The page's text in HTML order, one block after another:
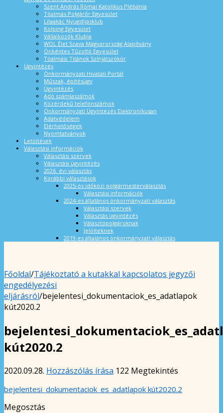
Szent András Római Katolikus Plébánia
Tóalmás Polgárőr Egyesület
Lilaakác Nyugdíjasklub
Kolping Egyesület
Vállalkozók Klubja
WOL Élet Szava Magyarország Alapítvány
Önkéntes Tűzoltó Egyesület
Tóalmási Titánok Színjátszókör
Ügyintézés
Önkormányzati Hivatali Portál
Műszak, építésügy
Ügyintézés
Adó számlaszámok
Közérdekű telefonszámok
Önkormányzati Ügyintézés Elektronikusan
Adatvédelem
Elérhetőségek
Nyomtatványok
Letöltések
Választási információk
Választási szervek
Választási ügyintézés
2026. évi választás
Korábbi választások
2025-ös időközi polgármesterválasztás
Választási információk
2024-es általános önkormányzati választás
Választási szervek
Választás ügyintézés
Választópolgároknak
Jelölteknek
2019-es általános önkormányzati választás
Főoldal/Tájékoztató a kutakkal kapcsolatos jegyzői
engedélyezési
eljárásról/bejelentesi_dokumentaciok_es_adatlapok
kút2020.2
kút2020.2
2020.09.28. Hozzászólás írása 122 Megtekintés
bejelentesi_dokumentaciok_es_adatlapok kút2020.2
Megosztás